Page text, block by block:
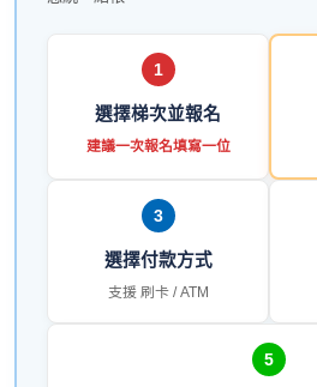
1
選擇梯次並報名
建議一次報名填寫一位
3
選擇付款方式
支援 刷卡 / ATM
5